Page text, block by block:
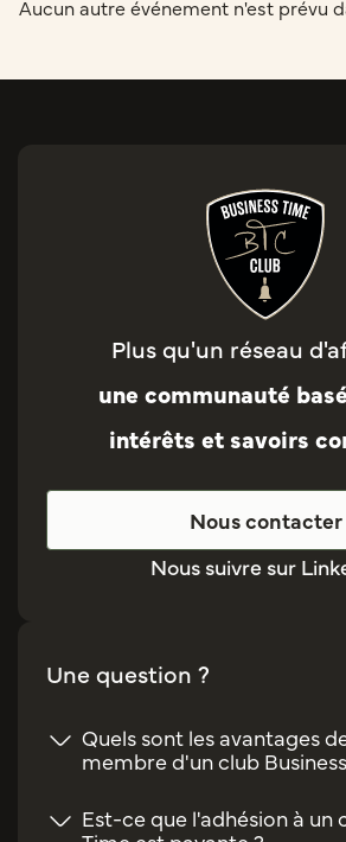
Aucun autre événement n'est prévu
Plus qu'un réseau
une communauté
intérêts et savoirs
Nous contacter
Nous suivre sur
Une question ?
Quels sont les avantages
membre d'un club
Est-ce que l'adhésion à un